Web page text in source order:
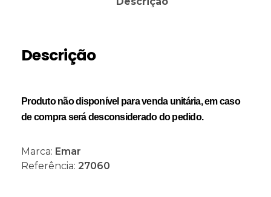
Descrição
Produto não disponível para venda unitária, em caso
de compra será desconsiderado do pedido.
Marca: Emar
Referência: 27060